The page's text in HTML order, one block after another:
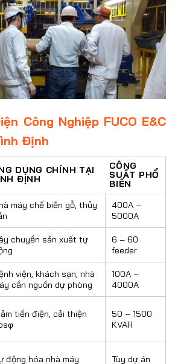
Công Nghiệp FUCO E&C
Định
DỤNG CHÍNH TẠI
ĐỊNH
CÔNG
SUẤT PHỔ
BIẾN
máy chế biến gỗ, thủy
400A –
5000A
chuyền sản xuất tự
6 – 60
feeder
viện, khách sạn, nhà
cần nguồn dự phòng
100A –
4000A
tiền điện, cải thiện
50 – 1500
KVAR
động hóa nhà máy Tùy dự án